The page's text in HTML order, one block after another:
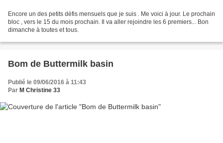
Encore un des petits défis mensuels que je suis . Me voici à jour. Le prochain
bloc , vers le 15 du mois prochain. Il va aller rejoindre les 6 premiers... Bon
dimanche à toutes et tous.
Bom de Buttermilk basin
Publié le 09/06/2016 à 11:43
Par M Christine 33